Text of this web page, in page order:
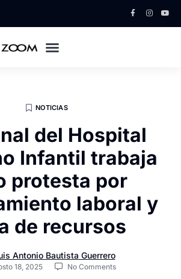
NOTICIAS
del Hospital
Infantil trabaja
protesta por
laboral y
de recursos
Antonio Bautista Guerrero
18, 2025 No Comments